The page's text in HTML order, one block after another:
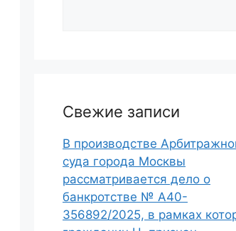
Свежие записи
В производстве
суда города Москвы
рассматривается дело о
банкротстве № А40-
356892/2025, в рамках